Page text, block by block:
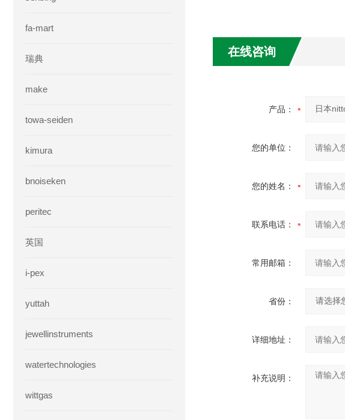
fa-mart
瑞典
make
towa-seiden
kimura
bnoiseken
peritec
英国
i-pex
yuttah
jewellinstruments
watertechnologies
wittgas
在线咨询
产品：
您的单位：
您的姓名：
联系电话：
常用邮箱：
省份：
详细地址：
补充说明：